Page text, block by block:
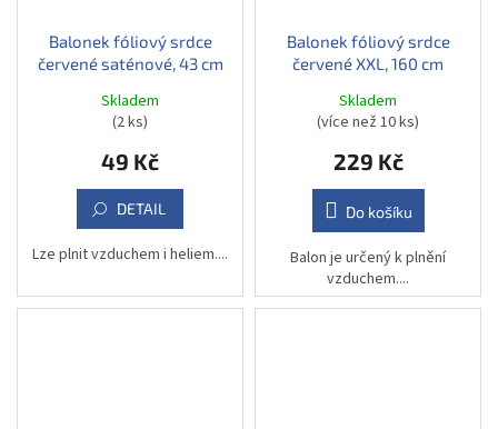
Balonek fóliový srdce
červené saténové, 43 cm
Skladem
(2 ks)
49 Kč
DETAIL
Lze plnit vzduchem i heliem....
Balonek fóliový srdce
červené XXL, 160 cm
Skladem
(více než 10 ks)
229 Kč
Do košíku
Balon je určený k plnění
vzduchem....